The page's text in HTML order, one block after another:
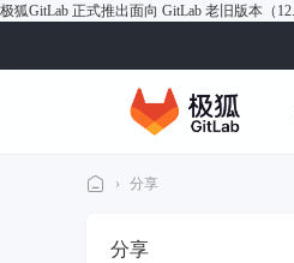
极狐GitLab 正式推出面向 GitLab 老旧版本（
› 分享
分享